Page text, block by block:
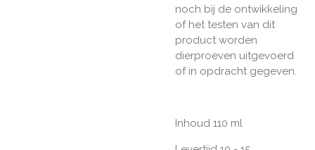
noch bij de ontwikkeling
of het testen van dit
product worden
dierproeven uitgevoerd
of in opdracht gegeven.
Inhoud 110 ml